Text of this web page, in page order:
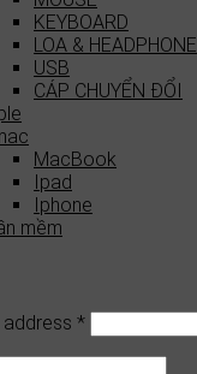
KEYBOARD
LOA & HEADPHONE
USB
CÁP CHUYỂN ĐỔI
MacBook
Ipad
Iphone
mềm
*